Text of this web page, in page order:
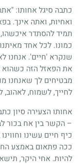
כתבה סיגל אחותו:
ואחיות, ואתה אינך.
תמיד להסתדר
כמונו. לכל אחד
שנקרא 'חיים'. אנחנו
את הפאזל הזה כשהוא
מבטיחים לך שאנחנו
לחייך, לשמוח, לאהוב,
אחותו הצעירה סיון
– הקשר בין אח בכור
כיף חיים עשינו
ככה פתאום באמצע
להיות. אחי היקר,